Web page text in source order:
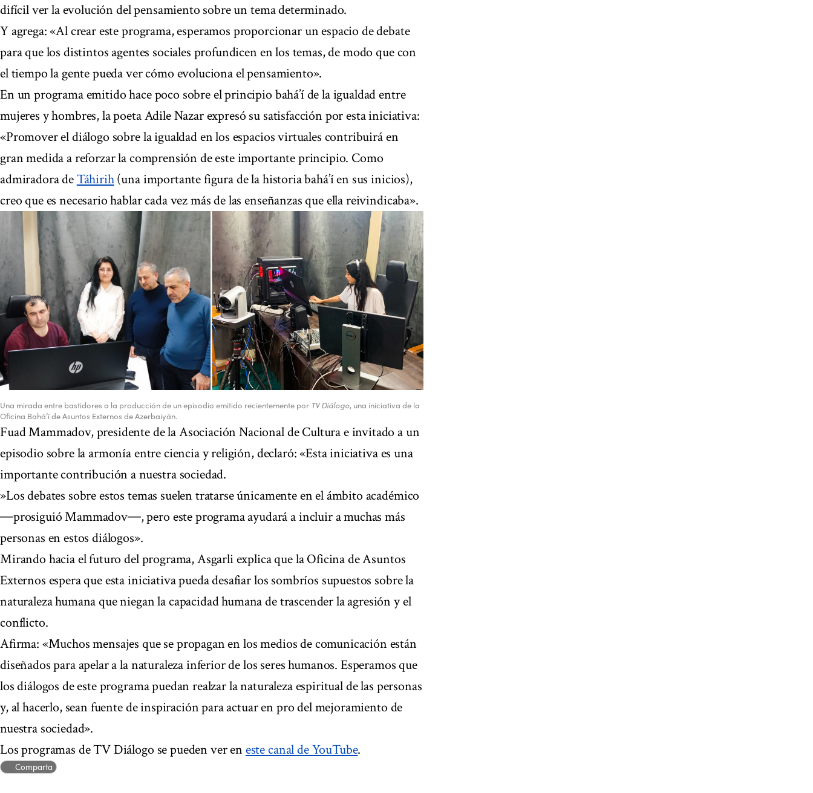
difícil ver la evolución del pensamiento sobre un tema determinado.
Y agrega: «Al crear este programa, esperamos proporcionar un espacio de debate
para que los distintos agentes sociales profundicen en los temas, de modo que con
el tiempo la gente pueda ver cómo evoluciona el pensamiento».
En un programa emitido hace poco sobre el principio bahá’í de la igualdad entre
mujeres y hombres, la poeta Adile Nazar expresó su satisfacción por esta iniciativa:
«Promover el diálogo sobre la igualdad en los espacios virtuales contribuirá en
gran medida a reforzar la comprensión de este importante principio. Como
admiradora deTáhirih(una importante figura de la historia bahá’í en sus inicios),
creo que es necesario hablar cada vez más de las enseñanzas que ella reivindicaba».
Una mirada entre bastidores a la producción de un episodio emitido recientemente por TV Diálogo, una iniciativa de la
Oficina Bahá’í de Asuntos Externos de Azerbaiyán.
Fuad Mammadov, presidente de la Asociación Nacional de Cultura e invitado a un
episodio sobre la armonía entre ciencia y religión, declaró: «Esta iniciativa es una
importante contribución a nuestra sociedad.
»Los debates sobre estos temas suelen tratarse únicamente en el ámbito académico
―prosiguió Mammadov―, pero este programa ayudará a incluir a muchas más
personas en estos diálogos».
Mirando hacia el futuro del programa, Asgarli explica que la Oficina de Asuntos
Externos espera que esta iniciativa pueda desafiar los sombríos supuestos sobre la
naturaleza humana que niegan la capacidad humana de trascender la agresión y el
conflicto.
Afirma: «Muchos mensajes que se propagan en los medios de comunicación están
diseñados para apelar a la naturaleza inferior de los seres humanos. Esperamos que
los diálogos de este programa puedan realzar la naturaleza espiritual de las personas
y, al hacerlo, sean fuente de inspiración para actuar en pro del mejoramiento de
nuestra sociedad».
Los programas de TV Diálogo se pueden ver en este canal de YouTube.
Comparta